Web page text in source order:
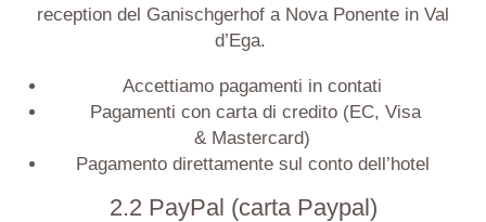
reception del Ganischgerhof a Nova Ponente in Val
d’Ega.
Accettiamo pagamenti in contati
Pagamenti con carta di credito (EC, Visa
& Mastercard)
Pagamento direttamente sul conto dell’hotel
2.2 PayPal (carta Paypal)